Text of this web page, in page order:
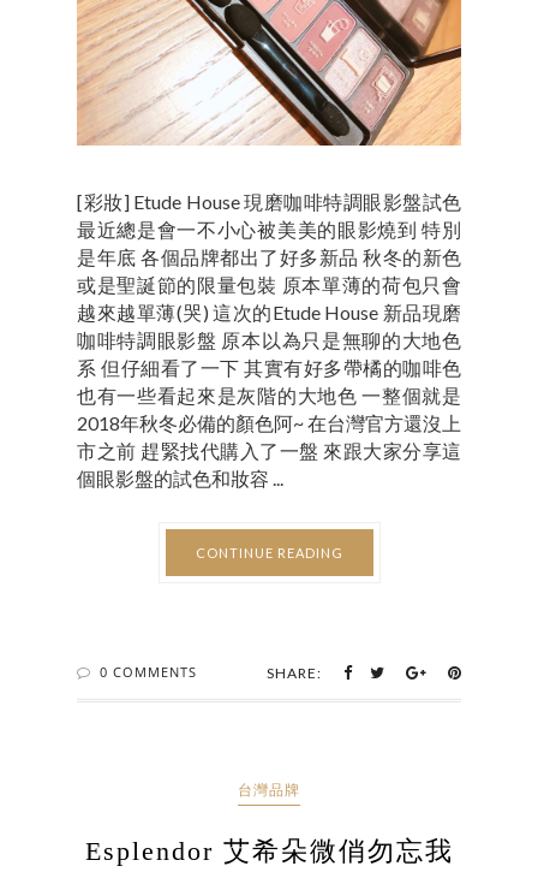
[彩妝] Etude House 現磨咖啡特調眼影盤試色
最近總是會一不小心被美美的眼影燒到 特別
是年底 各個品牌都出了好多新品 秋冬的新色
或是聖誕節的限量包裝 原本單薄的荷包只會
越來越單薄(哭) 這次的Etude House 新品現磨
咖啡特調眼影盤 原本以為只是無聊的大地色
系 但仔細看了一下 其實有好多帶橘的咖啡色
也有一些看起來是灰階的大地色 一整個就是
2018年秋冬必備的顏色阿~ 在台灣官方還沒上
市之前 趕緊找代購入了一盤 來跟大家分享這
個眼影盤的試色和妝容 ...
CONTINUE READING
0 COMMENTS SHARE:
台灣品牌
Esplendor 艾希朵微俏勿忘我